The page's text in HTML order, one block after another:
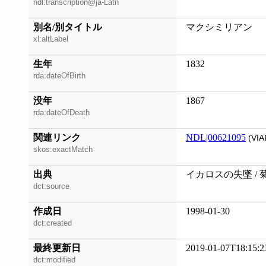
ndl:transcription@ja-Latn
別名/別タイトル
xl:altLabel
マクシミリアン
生年
rda:dateOfBirth
1832
没年
rda:dateOfDeath
1867
関連リンク
skos:exactMatch
NDL|00621095
出典
dct:source
イカロスの失墜 /
作成日
dct:created
1998-01-30
最終更新日
dct:modified
2019-01-